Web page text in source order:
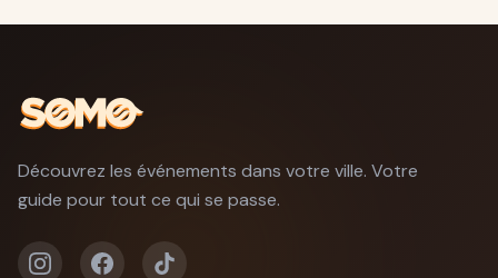
Découvrez les événements dans votre ville. Votre
guide pour tout ce qui se passe.